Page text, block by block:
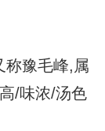
称豫毛峰,属
/味浓/汤色